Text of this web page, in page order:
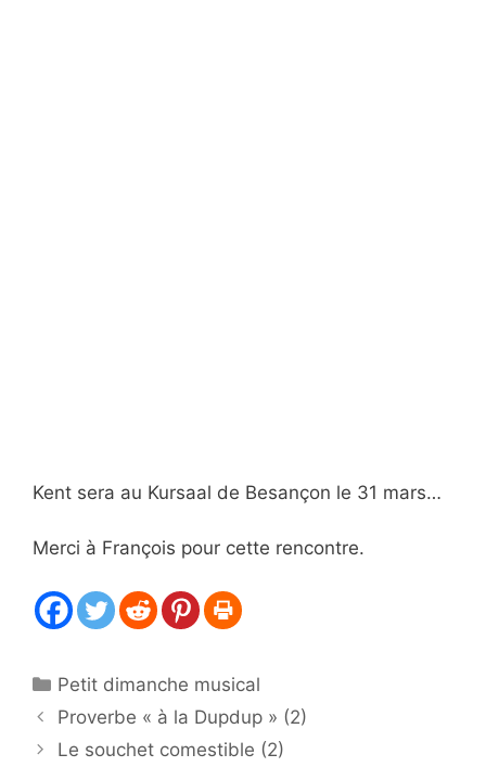
Kent sera au Kursaal de Besançon le 31 mars…
Merci à François pour cette rencontre.
Catégories
Petit dimanche musical
Proverbe « à la Dupdup » (2)
Le souchet comestible (2)